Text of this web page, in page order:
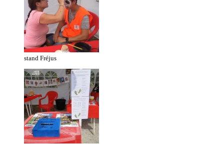
stand Fréjus